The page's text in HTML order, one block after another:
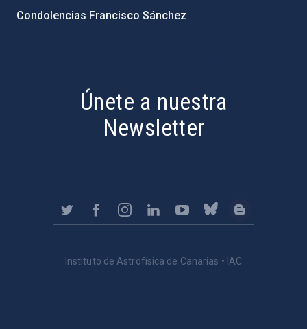
Condolencias Francisco Sánchez
Únete a nuestra
Newsletter
Instituto de Astrofísica de Canarias • IAC